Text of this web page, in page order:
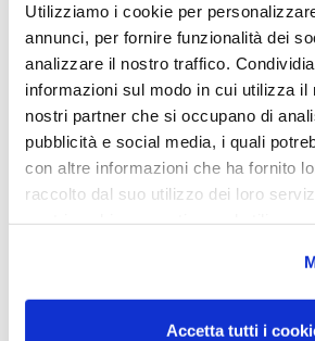
Utilizziamo i cookie per
annunci, per fornire funzionalità dei
analizzare il nostro traffico.
informazioni sul modo in cui utilizza il
nostri partner che si occupano di
pubblicità e social media, i quali
con altre informazioni che ha fornito
raccolto dal suo utilizzo dei loro
Accetta tutti i
da OTTICA DIOPTER
Showing the single result